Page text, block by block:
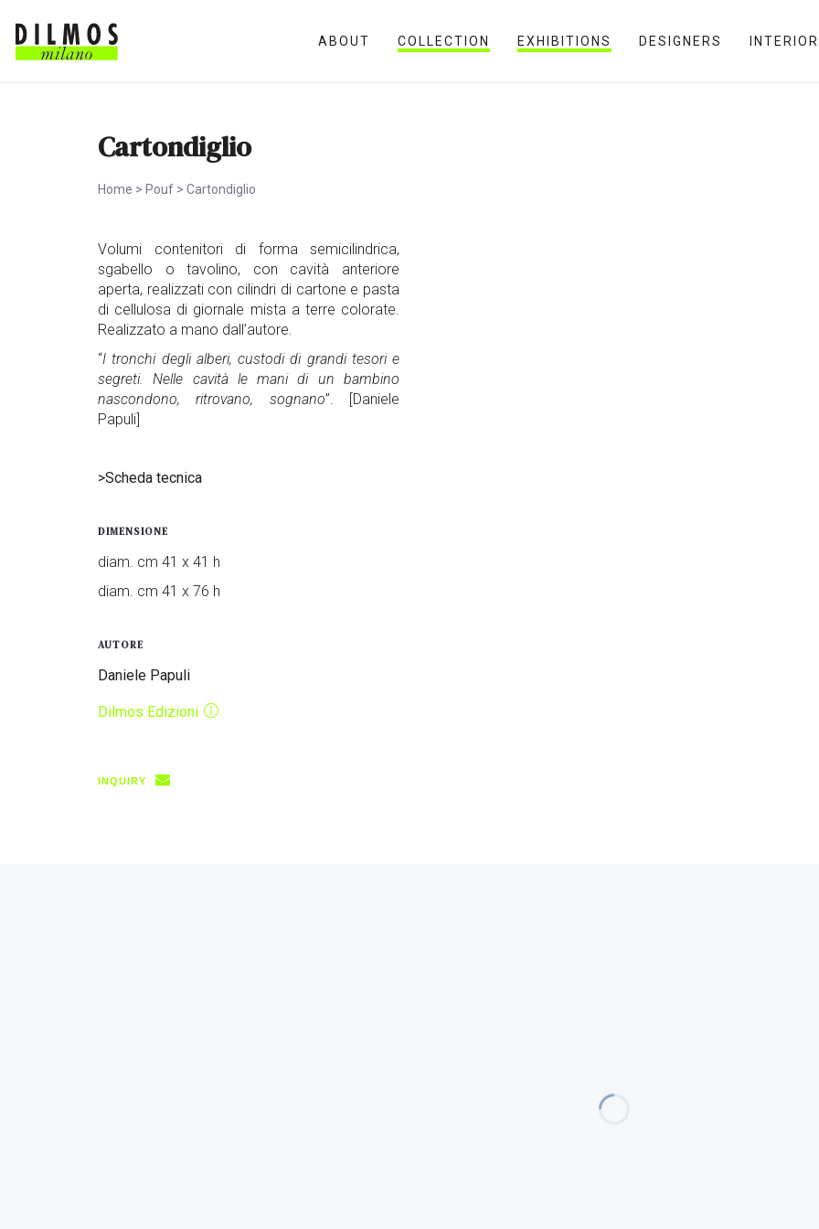
ABOUT COLLECTION EXHIBITIONS DESIGNERS
Cartondiglio
Home > Pouf > Cartondiglio
Volumi contenitori di forma semicilindrica,
sgabello o tavolino, con cavità anteriore
aperta, realizzati con cilindri di cartone e pasta
di cellulosa di giornale mista a terre colorate.
Realizzato a mano dall’autore.
“I tronchi degli alberi, custodi di grandi tesori e
segreti. Nelle cavità le mani di un bambino
nascondono, ritrovano, sognano”. [Daniele
Papuli]
>Scheda tecnica
DIMENSIONE
diam. cm 41 x 41 h
diam. cm 41 x 76 h
AUTORE
Daniele Papuli
Dilmos Edizioni
INQUIRY